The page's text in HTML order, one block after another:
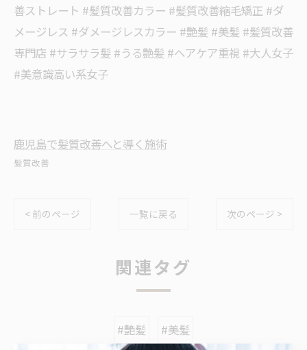
善ストレート #髪質改善カラー #髪質改善縮毛矯正 #ダ
メージレス #ダメージレスカラー #艶髪 #美髪 #髪質改善
専門店 #サラサラ髪 #うる艶髪 #ヘアケア重視 #大人女子
#美意識高い系女子
鹿児島で髪質改善へと導く施術
髪質改善
< 前のページ 一覧に戻る 次のページ >
関連タグ
#艶髪 #美髪